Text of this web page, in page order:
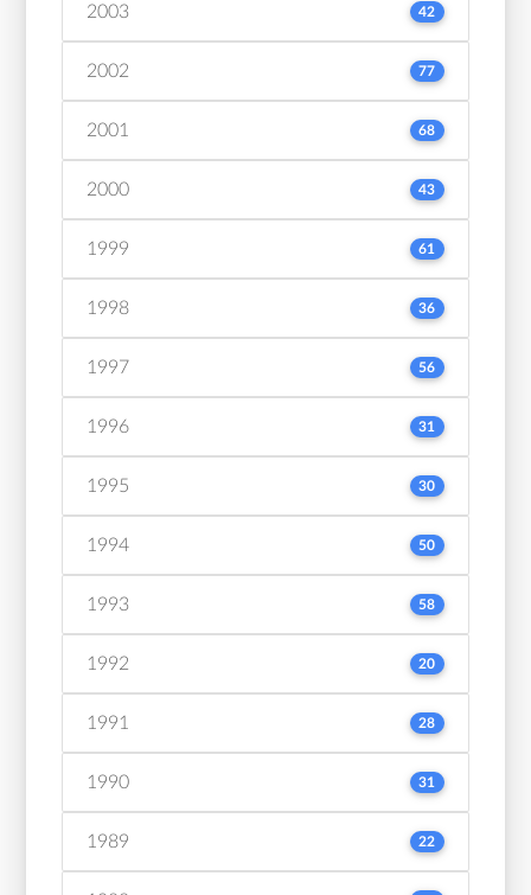
2003 42
2002 77
2001 68
2000 43
1999 61
1998 36
1997 56
1996 31
1995 30
1994 50
1993 58
1992 20
1991 28
1990 31
1989 22